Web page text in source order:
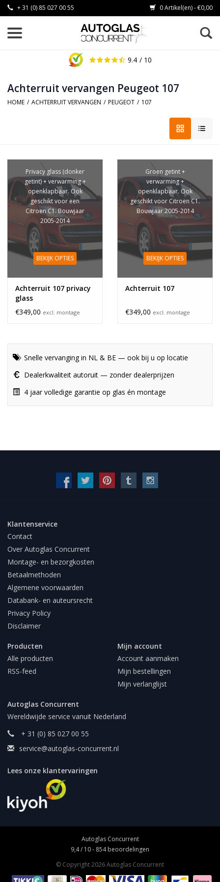
+ 31 (0) 85 027 00 55 0 Artikel(en) - €0,00
9.4 / 10
Achterruit vervangen Peugeot 107
HOME / ACHTERRUIT VERVANGEN / PEUGEOT / 107
Privacy glass (donker
getint) + verwarming +
openklapbaar. Ook
geschikt voor een
Citroen C1. Bouwjaar
2005-2014
BEKIJK OPTIES
Achterruit 107 privacy
glass
€349,00 excl. montage
Groen getint +
verwarming +
openklapbaar. Ook
geschikt voor Citroen C1.
Bouwjaar 2005-2014
BEKIJK OPTIES
Achterruit 107
€349,00 excl. montage
Snelle vervanging in NL & BE — ook bij u op locatie
Dealerkwaliteit autoruit — zonder dealerprijzen
4 jaar volledige garantie op glas én montage
Klantenservice
Contact
Over Autoglas Concurrent
Montage- en bezorgkosten
Betaalmethoden
Algemene voorwaarden
Databank- en auteursrecht
Privacy Policy
Disclaimer
Producten
Alle producten
RSS-feed
Mijn account
Account aanmaken
Mijn bestellingen
Mijn verlanglijst
Autoglas Concurrent
Wereldwijde service vanuit Nederland
+ 31 (0) 85 027 00 55
service@autoglas-concurrent.nl
Lees onze klantervaringen
Autoglas Concurrent
9,4/ 10- 854beoordelingen
© Copyright 2026 Autoglas Concurrent